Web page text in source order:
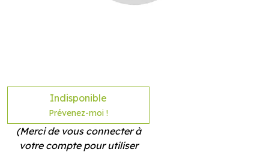
Indisponible
Prévenez-moi !
(Merci de vous connecter à
votre compte pour utiliser